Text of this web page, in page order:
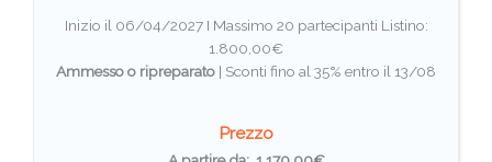
Inizio il 06/04/2027 I Massimo 20 partecipanti Listino:
1.800,00€
Ammesso o ripreparato | Sconti fino al 35% entro il 13/08
Prezzo